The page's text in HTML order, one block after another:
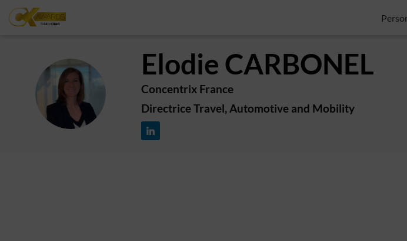
EC
Elodie CARBONEL
Concentrix France
Directrice Travel, Automotive and Mobility